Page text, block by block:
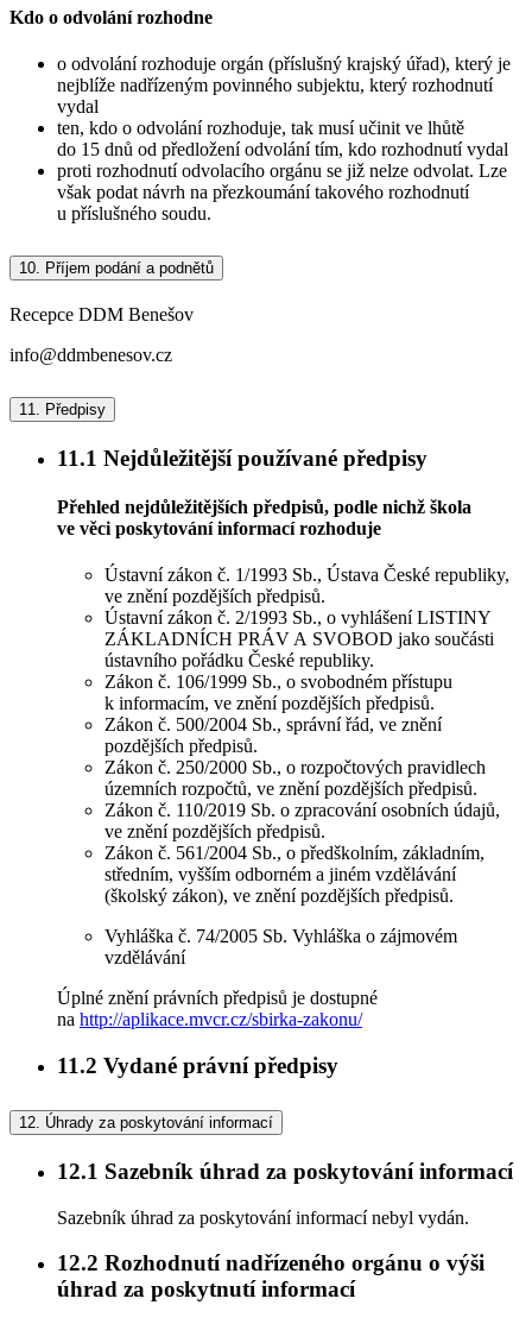
Kdo o odvolání rozhodne
o odvolání rozhoduje orgán (příslušný krajský úřad), který je
nejblíže nadřízeným povinného subjektu, který rozhodnutí
vydal
ten, kdo o odvolání rozhoduje, tak musí učinit ve lhůtě
do 15 dnů od předložení odvolání tím, kdo rozhodnutí vydal
proti rozhodnutí odvolacího orgánu se již nelze odvolat. Lze
však podat návrh na přezkoumání takového rozhodnutí
u příslušného soudu.
10. Příjem podání a podnětů
Recepce DDM Benešov
info@ddmbenesov.cz
11. Předpisy
11.1 Nejdůležitější používané předpisy
Přehled nejdůležitějších předpisů, podle nichž škola
ve věci poskytování informací rozhoduje
Ústavní zákon č. 1/1993 Sb., Ústava České republiky,
ve znění pozdějších předpisů.
Ústavní zákon č. 2/1993 Sb., o vyhlášení LISTINY
ZÁKLADNÍCH PRÁV A SVOBOD jako součásti
ústavního pořádku České republiky.
Zákon č. 106/1999 Sb., o svobodném přístupu
k informacím, ve znění pozdějších předpisů.
Zákon č. 500/2004 Sb., správní řád, ve znění
pozdějších předpisů.
Zákon č. 250/2000 Sb., o rozpočtových pravidlech
územních rozpočtů, ve znění pozdějších předpisů.
Zákon č. 110/2019 Sb. o zpracování osobních údajů,
ve znění pozdějších předpisů.
Zákon č. 561/2004 Sb., o předškolním, základním,
středním, vyšším odborném a jiném vzdělávání
(školský zákon), ve znění pozdějších předpisů.
Vyhláška č. 74/2005 Sb. Vyhláška o zájmovém
vzdělávání
Úplné znění právních předpisů je dostupné
na http://aplikace.mvcr.cz/sbirka-zakonu/
11.2 Vydané právní předpisy
12. Úhrady za poskytování informací
12.1 Sazebník úhrad za poskytování informací
Sazebník úhrad za poskytování informací nebyl vydán.
12.2 Rozhodnutí nadřízeného orgánu o výši
úhrad za poskytnutí informací